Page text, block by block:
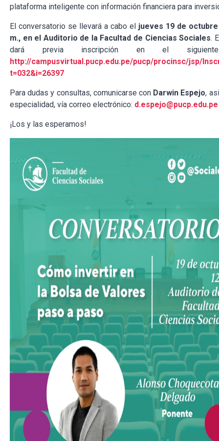
plataforma inteligente con información financiera para
El conversatorio se llevará a cabo el jueves 19 de
m., en el Auditorio de la Facultad de Ciencias Sociales.
dará previa inscripción en el
http://campusvirtual.pucp.edu.pe/pucp/procinsc/jsp/
t=032&i=26397
Para dudas y consultas, comunicarse con Darwin Espejo,
especialidad, vía correo electrónico: d.espejo@pucp.edu.pe
¡Los y las esperamos!